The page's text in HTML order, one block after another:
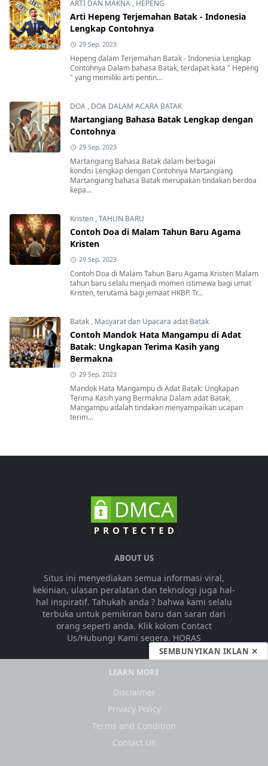
ARTI DAN MAKNA , HEPENG
Arti Hepeng Terjemahan Batak - Indonesia
Lengkap Contohnya
29 Sep, 2023
Hepeng dalam Terjemahan Batak - Indonesia Lengkap
Contohnya Dalam bahasa Batak, terdapat kata " Hepeng
" yang memiliki arti pentin...
DOA , DOA DALAM ACARA BATAK
Martangiang Bahasa Batak Lengkap dengan
Contohnya
29 Sep, 2023
Martangiang Bahasa Batak dalam berbagai
kondisi Lengkap dengan Contohnya Martangiang
Martangiang bahasa Batak merupakan tindakan berdoa
kepa...
Kristen ,TAHUN BARU
Contoh Doa di Malam Tahun Baru Agama
Kristen
29 Sep, 2023
Contoh Doa di Malam Tahun Baru Agama Kristen Malam
tahun baru selalu menjadi momen istimewa bagi umat
Kristen, terutama bagi jemaat HKBP. Tr...
Batak , Masyarat dan Upacara adat Batak
Contoh Mandok Hata Mangampu di Adat
Batak: Ungkapan Terima Kasih yang
Bermakna
29 Sep, 2023
Mandok Hata Mangampu di Adat Batak: Ungkapan
Terima Kasih yang Bermakna Dalam adat Batak,
Mangampu adalah tindakan menyampaikan ucapan
terim...
ABOUT US
Situs ini menyediakan semua informasi viral,
kekinian, ulasan peralatan dan teknologi juga hal-
hal inspiratif. Tahukah anda ? bahwa kami selalu
terbuka untuk pemikiran baru dan saran dari
orang seperti anda. Klik kolom Contact
Us/Hubungi Kami segera. HORAS
LEARN MORE
Disclaimer
Privacy Policy
Terms and Condition
Contact Us
SEMBUNYIKAN IKLAN ✕